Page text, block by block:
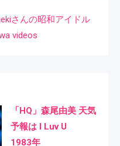
さんの昭和アイドル
videos
「HQ」森尾由美 天気
予報は I Luv U
1983年